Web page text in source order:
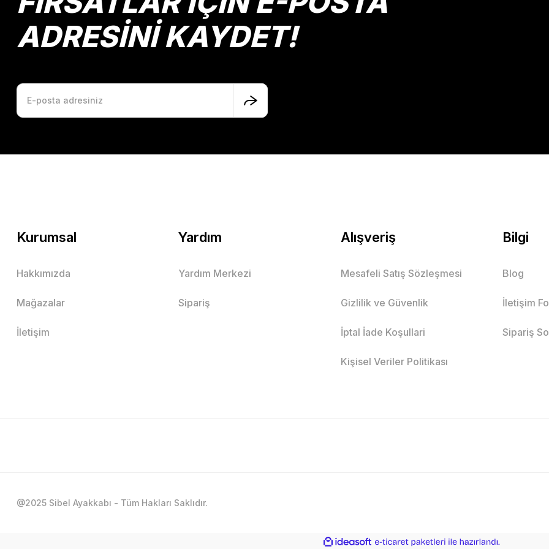
ADRESİNİ KAYDET!
Kurumsal
Hakkımızda
Mağazalar
İletişim
Yardım
Yardım Merkezi
Sipariş
Alışveriş
Mesafeli Satış Sözleşmesi
Gizlilik ve Güvenlik
İptal İade Koşullari
Kişisel Veriler Politikası
Bilgi
Blog
İletişim
Sipariş
@2025 Sibel Ayakkabı - Tüm Hakları Saklıdır.
ideasoft
e-